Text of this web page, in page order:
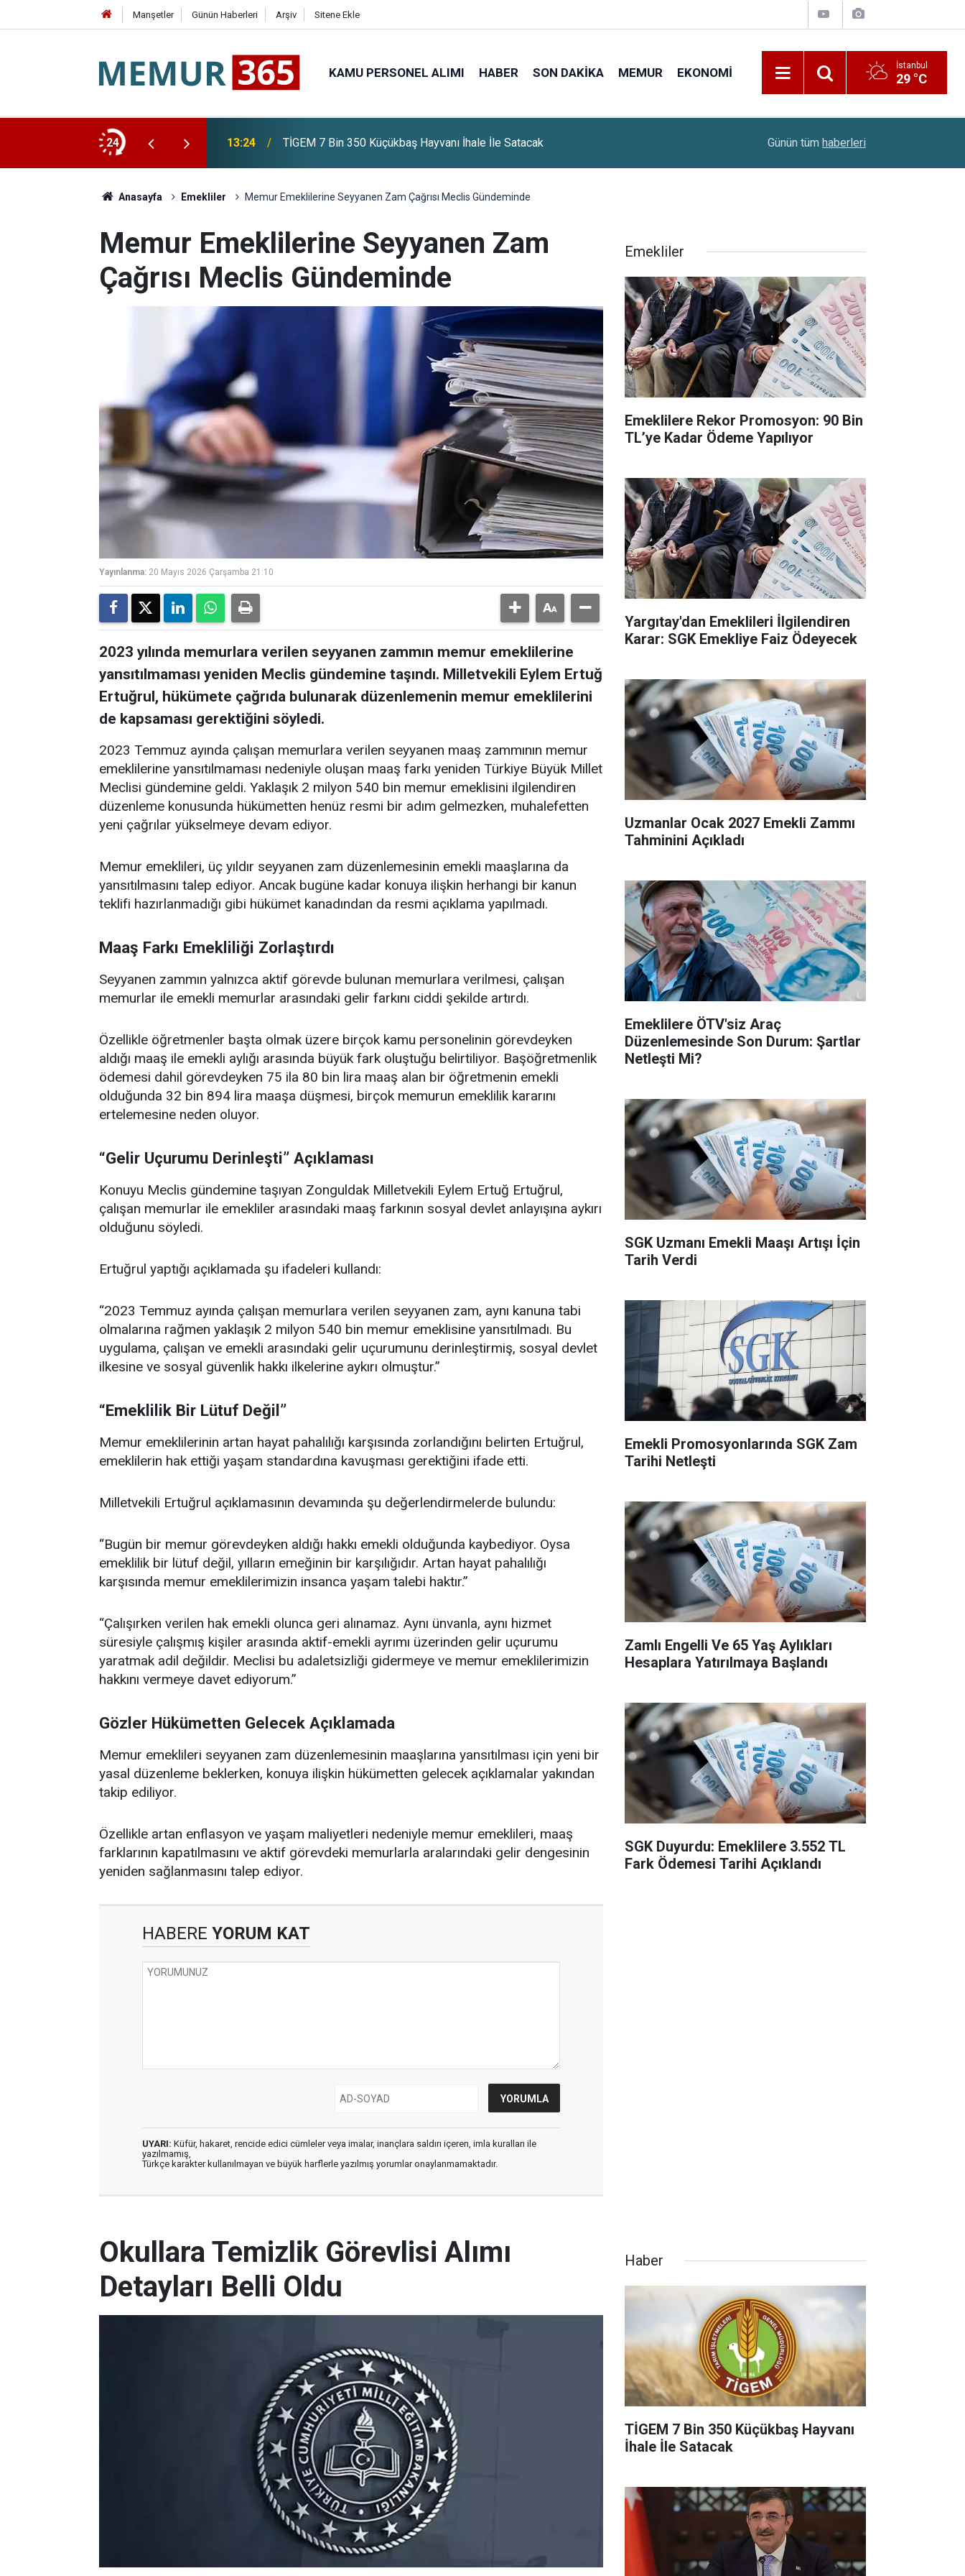
Manşetler Günün Haberleri Arşiv Sitene Ekle
KAMU PERSONEL ALIMI HABER SON DAKIKA MEMUR EKONOMI İstanbul
29 °C
24 13:24 TİGEM 7 Bin 350 Küçükbaş Hayvanı İhale İle Satacak Altın Ve Gümüş Yatırımcıları Dikkat: İslam
Günün tüm haberleri
Anasayfa Emekliler Memur Emeklilerine Seyyanen Zam Çağrısı Meclis Gündeminde
Memur Emeklilerine Seyyanen Zam
Çağrısı Meclis Gündeminde
Yayınlanma: 20 Mayıs 2026 Çarşamba 21:10
2023 yılında memurlara verilen seyyanen zammın memur emeklilerine
yansıtılmaması yeniden Meclis gündemine taşındı. Milletvekili Eylem Ertuğ
Ertuğrul, hükümete çağrıda bulunarak düzenlemenin memur emeklilerini
de kapsaması gerektiğini söyledi.
2023 Temmuz ayında çalışan memurlara verilen seyyanen maaş zammının memur
emeklilerine yansıtılmaması nedeniyle oluşan maaş farkı yeniden Türkiye Büyük Millet
Meclisi gündemine geldi. Yaklaşık 2 milyon 540 bin memur emeklisini ilgilendiren
düzenleme konusunda hükümetten henüz resmi bir adım gelmezken, muhalefetten
yeni çağrılar yükselmeye devam ediyor.
Memur emeklileri, üç yıldır seyyanen zam düzenlemesinin emekli maaşlarına da
yansıtılmasını talep ediyor. Ancak bugüne kadar konuya ilişkin herhangi bir kanun
teklifi hazırlanmadığı gibi hükümet kanadından da resmi açıklama yapılmadı.
Maaş Farkı Emekliliği Zorlaştırdı
Seyyanen zammın yalnızca aktif görevde bulunan memurlara verilmesi, çalışan
memurlar ile emekli memurlar arasındaki gelir farkını ciddi şekilde artırdı.
Özellikle öğretmenler başta olmak üzere birçok kamu personelinin görevdeyken
aldığı maaş ile emekli aylığı arasında büyük fark oluştuğu belirtiliyor. Başöğretmenlik
ödemesi dahil görevdeyken 75 ila 80 bin lira maaş alan bir öğretmenin emekli
olduğunda 32 bin 894 lira maaşa düşmesi, birçok memurun emeklilik kararını
ertelemesine neden oluyor.
“Gelir Uçurumu Derinleşti” Açıklaması
Konuyu Meclis gündemine taşıyan Zonguldak Milletvekili Eylem Ertuğ Ertuğrul,
çalışan memurlar ile emekliler arasındaki maaş farkının sosyal devlet anlayışına aykırı
olduğunu söyledi.
Ertuğrul yaptığı açıklamada şu ifadeleri kullandı:
“2023 Temmuz ayında çalışan memurlara verilen seyyanen zam, aynı kanuna tabi
olmalarına rağmen yaklaşık 2 milyon 540 bin memur emeklisine yansıtılmadı. Bu
uygulama, çalışan ve emekli arasındaki gelir uçurumunu derinleştirmiş, sosyal devlet
ilkesine ve sosyal güvenlik hakkı ilkelerine aykırı olmuştur.”
“Emeklilik Bir Lütuf Değil”
Memur emeklilerinin artan hayat pahalılığı karşısında zorlandığını belirten Ertuğrul,
emeklilerin hak ettiği yaşam standardına kavuşması gerektiğini ifade etti.
Milletvekili Ertuğrul açıklamasının devamında şu değerlendirmelerde bulundu:
“Bugün bir memur görevdeyken aldığı hakkı emekli olduğunda kaybediyor. Oysa
emeklilik bir lütuf değil, yılların emeğinin bir karşılığıdır. Artan hayat pahalılığı
karşısında memur emeklilerimizin insanca yaşam talebi haktır.”
“Çalışırken verilen hak emekli olunca geri alınamaz. Aynı ünvanla, aynı hizmet
süresiyle çalışmış kişiler arasında aktif-emekli ayrımı üzerinden gelir uçurumu
yaratmak adil değildir. Meclisi bu adaletsizliği gidermeye ve memur emeklilerimizin
hakkını vermeye davet ediyorum.”
Gözler Hükümetten Gelecek Açıklamada
Memur emeklileri seyyanen zam düzenlemesinin maaşlarına yansıtılması için yeni bir
yasal düzenleme beklerken, konuya ilişkin hükümetten gelecek açıklamalar yakından
takip ediliyor.
Özellikle artan enflasyon ve yaşam maliyetleri nedeniyle memur emeklileri, maaş
farklarının kapatılmasını ve aktif görevdeki memurlarla aralarındaki gelir dengesinin
yeniden sağlanmasını talep ediyor.
HABERE YORUM KAT
UYARI: Küfür, hakaret, rencide edici cümleler veya imalar, inançlara saldırı içeren, imla kuralları ile
yazılmamış,
Türkçe karakter kullanılmayan ve büyük harflerle yazılmış yorumlar onaylanmamaktadır.
Emekliler
Emeklilere Rekor Promosyon: 90 Bin
TL’ye Kadar Ödeme Yapılıyor
Yargıtay'dan Emeklileri İlgilendiren
Karar: SGK Emekliye Faiz Ödeyecek
Uzmanlar Ocak 2027 Emekli Zammı
Tahminini Açıkladı
Emeklilere ÖTV'siz Araç
Düzenlemesinde Son Durum: Şartlar
Netleşti Mi?
SGK Uzmanı Emekli Maaşı Artışı İçin
Tarih Verdi
Emekli Promosyonlarında SGK Zam
Tarihi Netleşti
Zamlı Engelli Ve 65 Yaş Aylıkları
Hesaplara Yatırılmaya Başlandı
SGK Duyurdu: Emeklilere 3.552 TL
Fark Ödemesi Tarihi Açıklandı
Okullara Temizlik Görevlisi Alımı
Detayları Belli Oldu
Haber
TİGEM 7 Bin 350 Küçükbaş Hayvanı
İhale İle Satacak